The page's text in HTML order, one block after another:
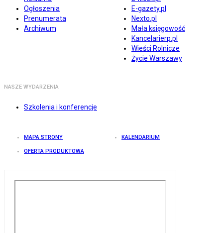
Ogłoszenia
Prenumerata
Archiwum
E-gazety.pl
Nexto.pl
Mała księgowość
Kancelarierp.pl
Wieści Rolnicze
Życie Warszawy
NASZE WYDARZENIA
Szkolenia i konferencje
MAPA STRONY KALENDARIUM
OFERTA PRODUKTOWA